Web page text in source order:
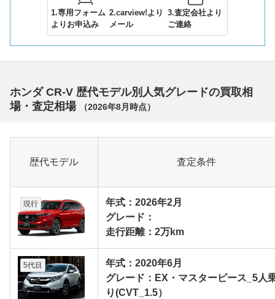
1.専用フォーム
よりお申込み
2.carview!より
メール
3.査定会社より
ご連絡
ホンダ CR-V 歴代モデル別人気グレードの買取相
場・査定相場
（2026年8月 時点）
歴代モデル 査定条件
現行
年式：2026年2月
グレード：
走行距離：2万km
5代目
年式：2020年6月
グレード：EX・マスターピース_5人
り(CVT_1.5）